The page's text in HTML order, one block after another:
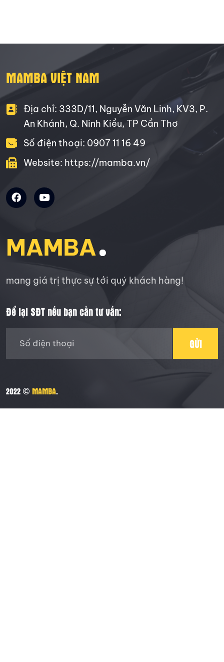
MAMBA VIỆT NAM
Địa chỉ: 333D/11, Nguyễn Văn Linh, KV3, P.
An Khánh, Q. Ninh Kiều, TP Cần Thơ
Số điện thoại: 0907 11 16 49
Website: https://mamba.vn/
mang giá trị thực sự tới quý khách hàng!
Để lại SĐT nếu bạn cần tư vấn:
GỬI
2022 © MAMBA.